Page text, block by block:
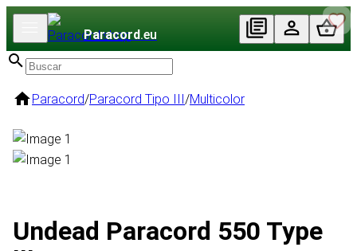
Paracord.eu
Paracord/Paracord Tipo III/Multicolor
Undead Paracord 550 Type